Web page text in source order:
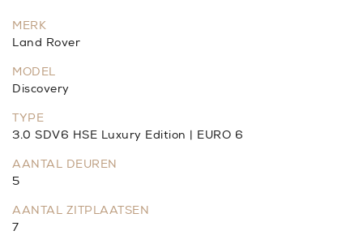
MERK
Land Rover
MODEL
Discovery
TYPE
3.0 SDV6 HSE Luxury Edition | EURO 6
AANTAL DEUREN
5
AANTAL ZITPLAATSEN
7